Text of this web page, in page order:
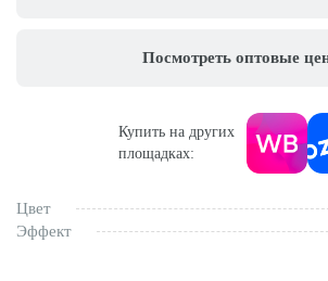
Посмотреть оптовые
Купить на других
площадках:
Цвет
Эффект